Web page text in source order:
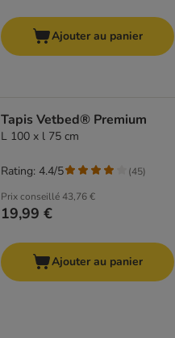
Ajouter au panier
Tapis Vetbed® Premium
L 100 x l 75 cm
Prix conseillé43,76 €
19,99 €
Rating: 4.4/5 (45)
Ajouter au panier